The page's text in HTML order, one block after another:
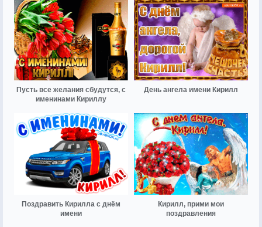
Пусть все желания сбудутся, с
именинами Кириллу
День ангела имени Кирилл
Поздравить Кирилла с днём
имени
Кирилл, прими мои
поздравления